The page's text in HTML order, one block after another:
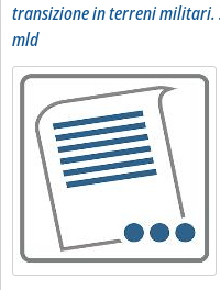
transizione in terreni militari.
mld
Lista allegati PDF